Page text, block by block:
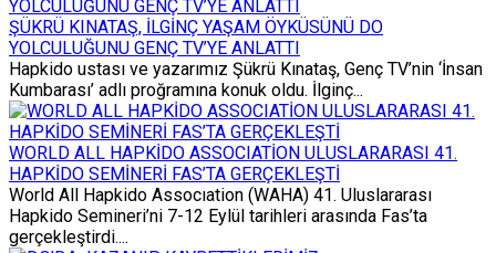
ŞÜKRÜ KINATAŞ, İLGİNÇ YAŞAM ÖYKÜSÜNÜ DO
YOLCULUĞUNU GENÇ TV’YE ANLATTI
Hapkido ustası ve yazarımız Şükrü Kınataş, Genç TV’nin ‘İnsan
Kumbarası’ adlı proğramına konuk oldu. İlginç...
WORLD ALL HAPKİDO ASSOCIATİON ULUSLARARASI 41.
HAPKİDO SEMİNERİ FAS’TA GERÇEKLEŞTİ
World All Hapkido Assocıation (WAHA) 41. Uluslararası
Hapkido Semineri’ni 7-12 Eylül tarihleri arasında Fas’ta
gerçekleştirdi....